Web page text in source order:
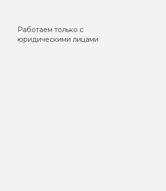
Работаем только с
юридическими лицами